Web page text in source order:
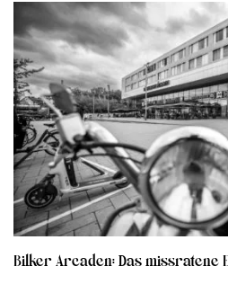
Bilker Arcaden: Das missratene